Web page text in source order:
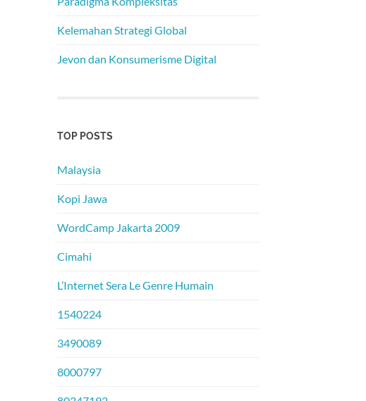
Kelemahan Strategi Global
Jevon dan Konsumerisme Digital
TOP POSTS
Malaysia
Kopi Jawa
WordCamp Jakarta 2009
Cimahi
L’Internet Sera Le Genre Humain
1540224
3490089
8000797